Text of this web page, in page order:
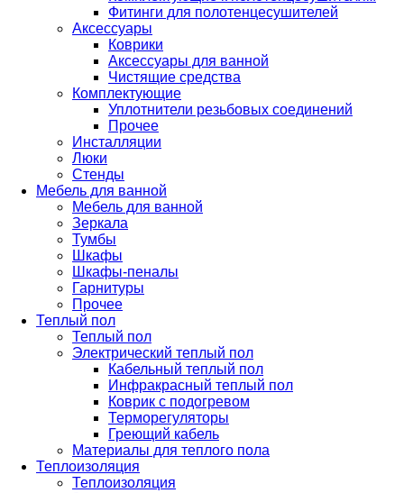
Фитинги для полотенцесушителей
Аксессуары
Коврики
Аксессуары для ванной
Чистящие средства
Комплектующие
Уплотнители резьбовых соединений
Прочее
Инсталляции
Люки
Стенды
Мебель для ванной
Мебель для ванной
Зеркала
Тумбы
Шкафы
Шкафы-пеналы
Гарнитуры
Прочее
Теплый пол
Теплый пол
Электрический теплый пол
Кабельный теплый пол
Инфракрасный теплый пол
Коврик с подогревом
Терморегуляторы
Греющий кабель
Материалы для теплого пола
Теплоизоляция
Теплоизоляция